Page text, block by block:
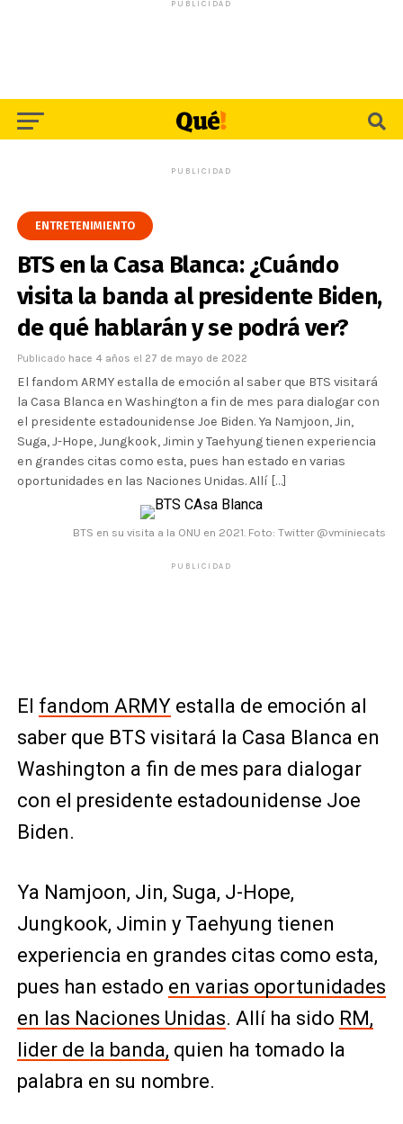
PUBLICIDAD
PUBLICIDAD
ENTRETENIMIENTO
BTS en la Casa Blanca: ¿Cuándo
visita la banda al presidente Biden,
de qué hablarán y se podrá ver?
Publicado hace 4 años el 27 de mayo de 2022
El fandom ARMY estalla de emoción al saber que BTS visitará
la Casa Blanca en Washington a fin de mes para dialogar con
el presidente estadounidense Joe Biden. Ya Namjoon, Jin,
Suga, J-Hope, Jungkook, Jimin y Taehyung tienen experiencia
en grandes citas como esta, pues han estado en varias
oportunidades en las Naciones Unidas. Allí […]
BTS en su visita a la ONU en 2021. Foto: Twitter @vminiecats
PUBLICIDAD
El fandom ARMYestalla de emoción al
saber que BTS visitará la Casa Blanca en
Washington a fin de mes para dialogar
con el presidente estadounidense Joe
Biden.
Ya Namjoon, Jin, Suga, J-Hope,
Jungkook, Jimin y Taehyung tienen
experiencia en grandes citas como esta,
pues han estado en varias oportunidades
en las Naciones Unidas. Allí ha sido RM,
lider de la banda, quien ha tomado la
palabra en su nombre.